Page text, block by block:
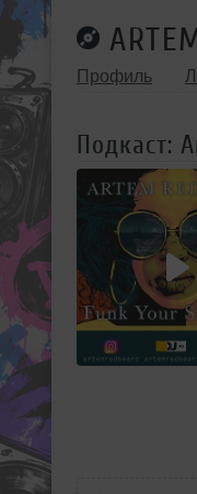
Профиль
Подкаст: